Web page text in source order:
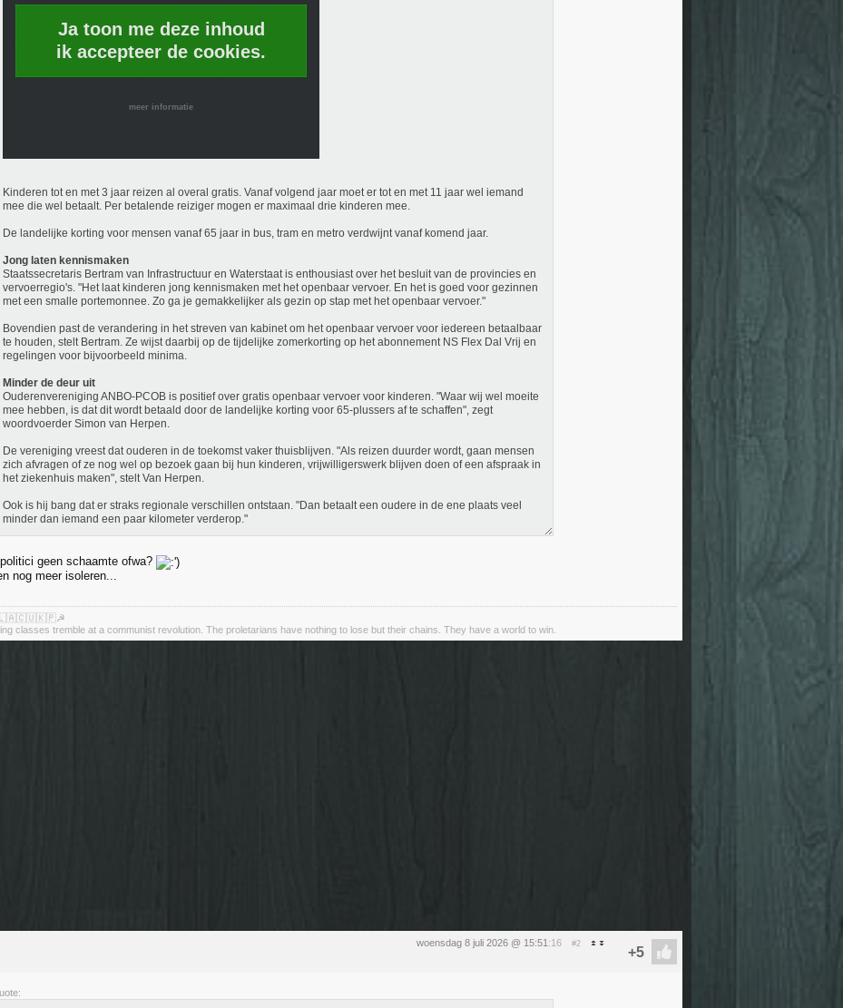
Ja toon me deze inhoud
ik accepteer de cookies.
meer informatie
Kinderen tot en met 3 jaar reizen al overal gratis. Vanaf volgend jaar moet er tot en met 11 jaar wel iemand
mee die wel betaalt. Per betalende reiziger mogen er maximaal drie kinderen mee.
De landelijke korting voor mensen vanaf 65 jaar in bus, tram en metro verdwijnt vanaf komend jaar.
Jong laten kennismaken
Staatssecretaris Bertram van Infrastructuur en Waterstaat is enthousiast over het besluit van de provincies en
vervoerregio's. "Het laat kinderen jong kennismaken met het openbaar vervoer. En het is goed voor gezinnen
met een smalle portemonnee. Zo ga je gemakkelijker als gezin op stap met het openbaar vervoer."
Bovendien past de verandering in het streven van kabinet om het openbaar vervoer voor iedereen betaalbaar
te houden, stelt Bertram. Ze wijst daarbij op de tijdelijke zomerkorting op het abonnement NS Flex Dal Vrij en
regelingen voor bijvoorbeeld minima.
Minder de deur uit
Ouderenvereniging ANBO-PCOB is positief over gratis openbaar vervoer voor kinderen. "Waar wij wel moeite
mee hebben, is dat dit wordt betaald door de landelijke korting voor 65-plussers af te schaffen", zegt
woordvoerder Simon van Herpen.
De vereniging vreest dat ouderen in de toekomst vaker thuisblijven. "Als reizen duurder wordt, gaan mensen
zich afvragen of ze nog wel op bezoek gaan bij hun kinderen, vrijwilligerswerk blijven doen of een afspraak in
het ziekenhuis maken", stelt Van Herpen.
Ook is hij bang dat er straks regionale verschillen ontstaan. "Dan betaalt een oudere in de ene plaats veel
minder dan iemand een paar kilometer verderop."
geen schaamte ofwa?
nog meer isoleren...
classes tremble at a communist revolution. The proletarians have nothing to lose but their chains. They have a world to win.
woensdag 8 juli 2026 @ 15:51 :16 #2